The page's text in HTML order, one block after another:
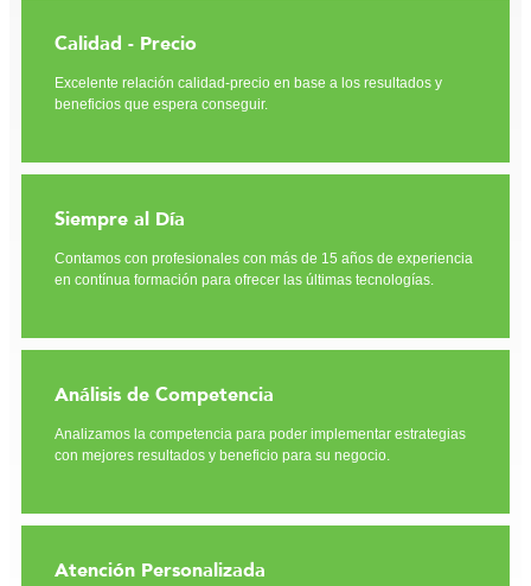
Calidad - Precio
Excelente relación calidad-precio en base a los resultados y
beneficios que espera conseguir.
Siempre al Día
Contamos con profesionales con más de 15 años de experiencia
en contínua formación para ofrecer las últimas tecnologías.
Análisis de Competencia
Analizamos la competencia para poder implementar estrategias
con mejores resultados y beneficio para su negocio.
Atención Personalizada